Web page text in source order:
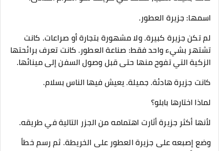
اسمها: جزيرة العطور.
لم تكن جزيرة كبيرة. ولا مشهورة بتجارة أو صراعات. كانت
تشتهر بشيء واحد فقط: صناعة العطور. كانت تعرف برائحتها
الزكية التي تفوح منها حتى قبل وصول السفن إلى مينائها.
كانت جزيرة هادئة. جميلة. يعيش فيها الناس بسلام.
لماذا اختارها بابلو؟
لأنها أكثر جزيرة أثارت اهتمامه من الجزر التالية في طريقه.
وضع إصبعه على جزيرة العطور على الخريطة. ثم رسم خطاً